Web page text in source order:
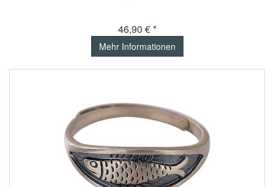
46,90 € *
Mehr Informationen